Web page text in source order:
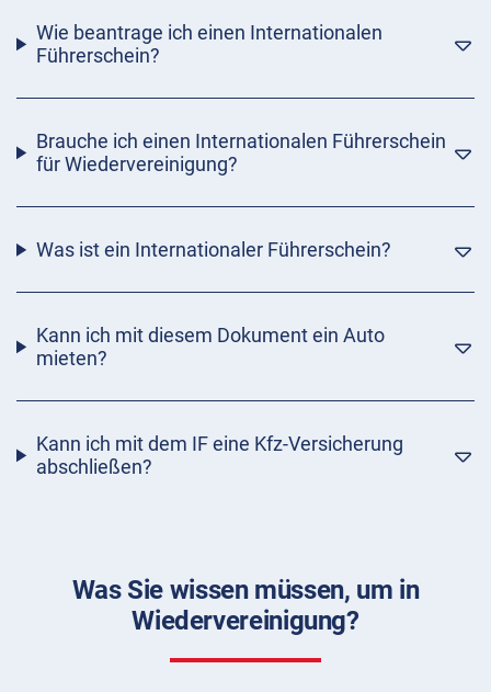
Wie beantrage ich einen Internationalen
Führerschein?
Brauche ich einen Internationalen Führerschein
für Wiedervereinigung?
Was ist ein Internationaler Führerschein?
Kann ich mit diesem Dokument ein Auto
mieten?
Kann ich mit dem IF eine Kfz-Versicherung
abschließen?
Was Sie wissen müssen, um in
Wiedervereinigung?